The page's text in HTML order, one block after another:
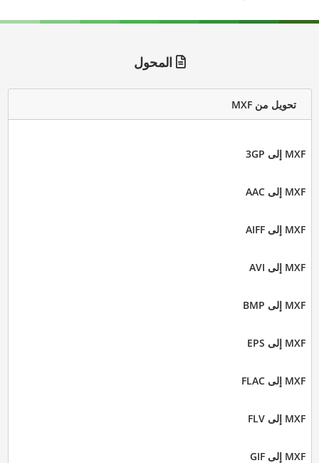
المحول
تحويل من MXF
MXF إلى 3GP
MXF إلى AAC
MXF إلى AIFF
MXF إلى AVI
MXF إلى BMP
MXF إلى EPS
MXF إلى FLAC
MXF إلى FLV
MXF إلى GIF